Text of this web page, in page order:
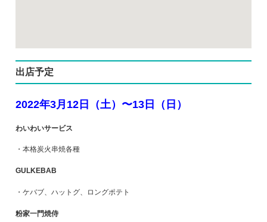
出店予定
2022年3月12日（土）〜13日（日）
わいわいサービス
・本格炭火串焼各種
GULKEBAB
・ケバブ、ハットグ、ロングポテト
粉家一門焼侍